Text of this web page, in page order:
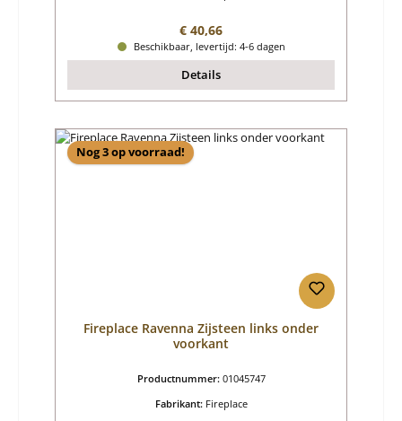
Normale prijs:
€ 40,66
Beschikbaar, levertijd: 4-6 dagen
Details
Nog 3 op voorraad!
Fireplace Ravenna Zijsteen links onder
voorkant
Productnummer: 01045747
Fabrikant: Fireplace